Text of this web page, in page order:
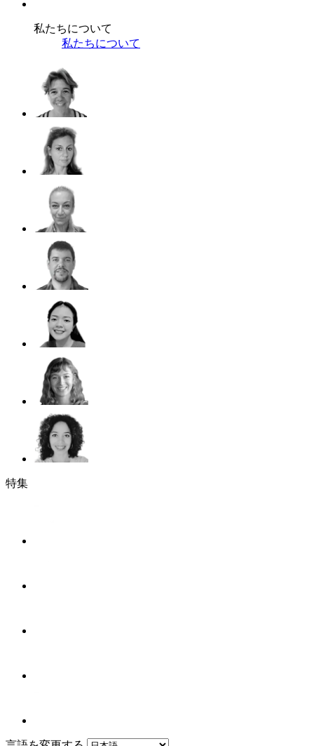
私たちについて
私たちについて
特集